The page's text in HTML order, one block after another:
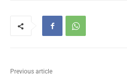
Previous article